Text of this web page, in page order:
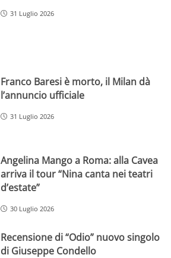
31 Luglio 2026
Franco Baresi è morto, il Milan dà
l’annuncio ufficiale
31 Luglio 2026
Angelina Mango a Roma: alla Cavea
arriva il tour “Nina canta nei teatri
d’estate”
30 Luglio 2026
Recensione di “Odio” nuovo singolo
di Giuseppe Condello